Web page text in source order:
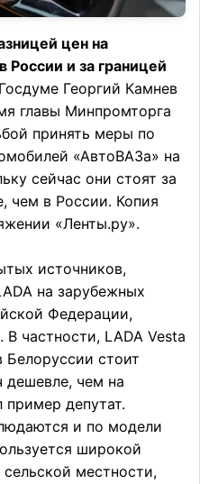
цен на
и за границей
Георгий Камнев
главы Минпромторга
принять меры по
«АвтоВАЗа» на
сейчас они стоят за
чем в России. Копия
«Ленты.ру».
источников,
на зарубежных
Федерации,
частности, LADA Vesta
стоит
дешевле, чем на
пример депутат.
и по модели
широкой
местности,